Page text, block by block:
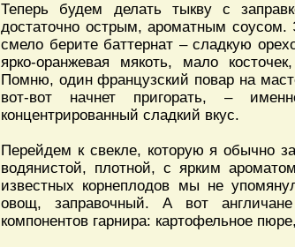
Теперь будем делать тыкву с
достаточно острым, ароматным соусом.
смело берите баттернат – сладкую
ярко-оранжевая мякоть, мало
Помню, один французский повар на
вот-вот начнет пригорать, –
концентрированный сладкий вкус.
Перейдем к свекле, которую я обычно
водянистой, плотной, с ярким
известных корнеплодов мы не
овощ, заправочный. А вот
компонентов гарнира: картофельное